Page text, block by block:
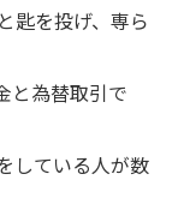
匙を投げ、専ら
と為替取引で
している人が数